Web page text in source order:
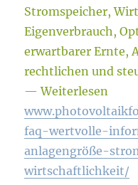
Stromspeicher,
Eigenverbrauch,
erwartbarer Ernte,
rechtlichen und
— Weiterlesen
faq-wertvolle-
anlagengröße-
wirtschaftlichkeit/